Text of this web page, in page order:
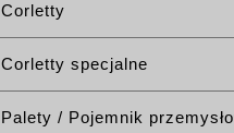
Corletty
Corletty specjalne
Palety / Pojemnik